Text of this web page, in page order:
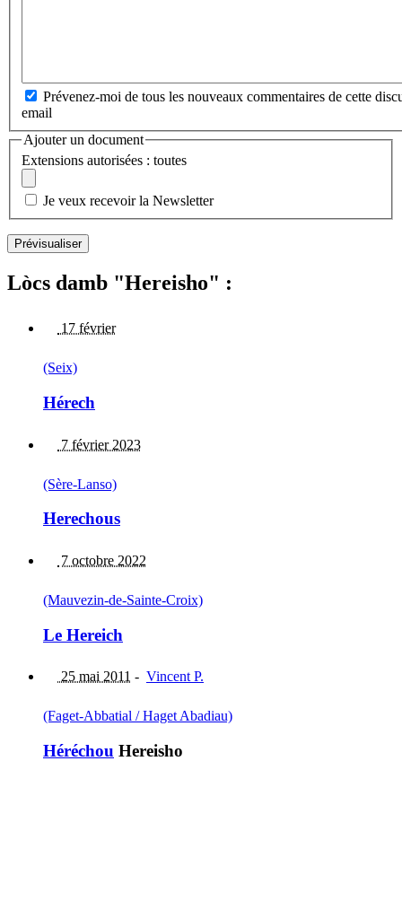
Prévenez-moi de tous les nouveaux commentaires de cette
email
Ajouter un document
Extensions autorisées : toutes
Je veux recevoir la Newsletter
Lòcs damb "Hereisho" :
17 février
(Seix)
Hérech
7 février 2023
(Sère-Lanso)
Herechous
7 octobre 2022
(Mauvezin-de-Sainte-Croix)
Le Hereich
25 mai 2011 - Vincent P.
(Faget-Abbatial / Haget Abadiau)
Héréchou Hereisho